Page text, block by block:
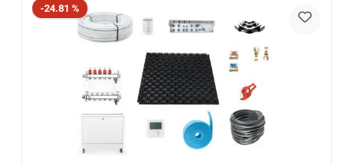
Rabatt
-24.81 %